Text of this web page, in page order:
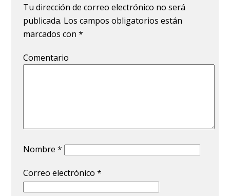
Tu dirección de correo electrónico no será
publicada. Los campos obligatorios están
marcados con*
Comentario
Nombre*
Correo electrónico*